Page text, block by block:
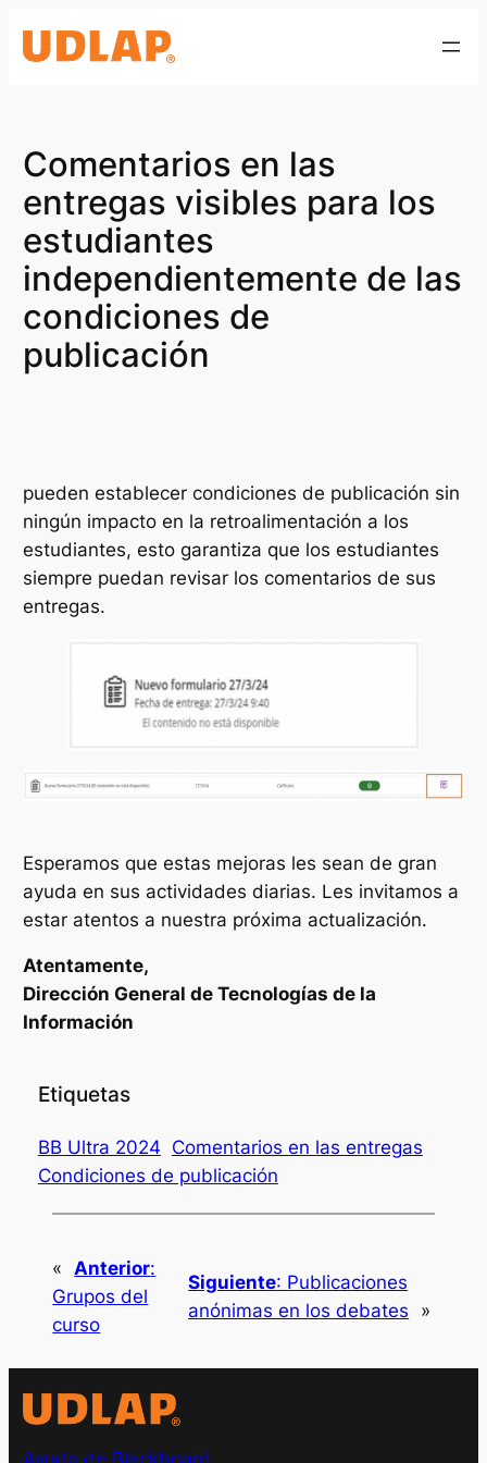
Comentarios en las
entregas visibles para los
estudiantes
independientemente de las
condiciones de
publicación
pueden establecer condiciones de publicación sin
ningún impacto en la retroalimentación a los
estudiantes, esto garantiza que los estudiantes
siempre puedan revisar los comentarios de sus
entregas.
Esperamos que estas mejoras les sean de gran
ayuda en sus actividades diarias. Les invitamos a
estar atentos a nuestra próxima actualización.
Atentamente,
Dirección General de Tecnologías de la
Información
Etiquetas
BB Ultra 2024 Comentarios en las entregas
Condiciones de publicación
« Anterior:
Grupos del
curso
Siguiente: Publicaciones
anónimas en los debates
»